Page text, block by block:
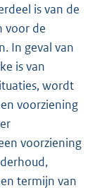
is van de
voor de
In geval van
is van
wordt
voorziening
voorziening
termijn van